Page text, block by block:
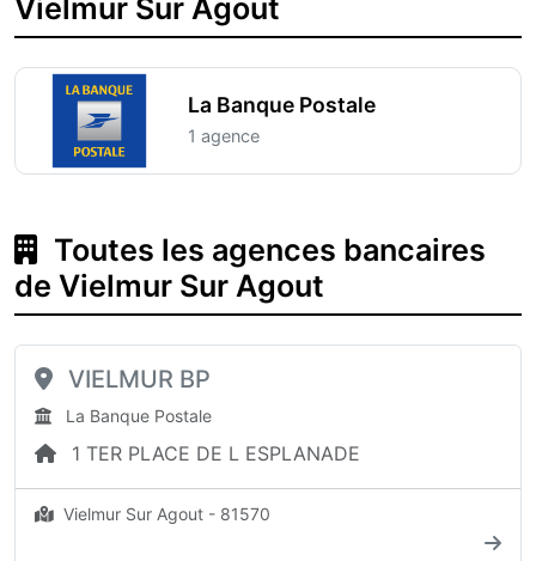
Vielmur Sur Agout
La Banque Postale
1 agence
Toutes les agences bancaires
de Vielmur Sur Agout
VIELMUR BP
La Banque Postale
1 TER PLACE DE L ESPLANADE
Vielmur Sur Agout - 81570